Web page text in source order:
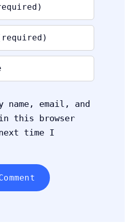
name, email, and
this browser
time I